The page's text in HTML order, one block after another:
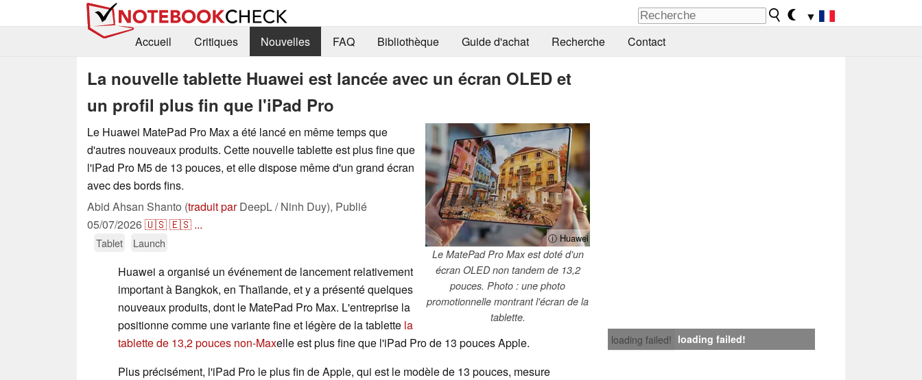
▼
Accueil
Critiques Nouvelles FAQ Bibliothèque Guide d'achat Recherche Contact
La nouvelle tablette Huawei est lancée avec un écran OLED et
un profil plus fin que l'iPad Pro
ⓘ Huawei
Le MatePad Pro Max est doté d'un
écran OLED non tandem de 13,2
pouces. Photo : une photo
promotionnelle montrant l'écran de la
tablette.
Le Huawei MatePad Pro Max a été lancé en même temps que
d'autres nouveaux produits. Cette nouvelle tablette est plus fine que
l'iPad Pro M5 de 13 pouces, et elle dispose même d'un grand écran
avec des bords fins.
Abid Ahsan Shanto (traduit parDeepL / Ninh Duy), Publié
05/07/2026🇺🇸🇪🇸 ...
Tablet Launch
loading failed! loading failed!
Huawei a organisé un événement de lancement relativement
important à Bangkok, en Thaïlande, et y a présenté quelques
nouveaux produits, dont le MatePad Pro Max. L'entreprise la
positionne comme une variante fine et légère de la tablette la
tablette de 13,2 pouces non-Maxelle est plus fine que l'iPad Pro de 13 pouces Apple.
Plus précisément, l'iPad Pro le plus fin de Apple, qui est le modèle de 13 pouces, mesure